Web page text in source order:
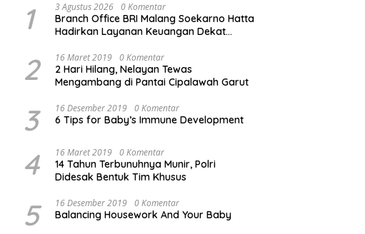
1 3 Agustus 2026 0 Komentar
Branch Office BRI Malang Soekarno Hatta
Hadirkan Layanan Keuangan Dekat
2 16 Maret 2019 0 Komentar
2 Hari Hilang, Nelayan Tewas
Mengambang di Pantai Cipalawah Garut
3 16 Desember 2019 0 Komentar
6 Tips for Baby’s Immune Development
4 16 Maret 2019 0 Komentar
14 Tahun Terbunuhnya Munir, Polri
Didesak Bentuk Tim Khusus
5 16 Desember 2019 0 Komentar
Balancing Housework And Your Baby